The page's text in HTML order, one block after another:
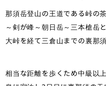
那須岳登山の王道である峠の
～剣が峰～朝日岳～三本槍岳
大峠を経て三倉山までの裏那
相当な距離を歩くため中級以